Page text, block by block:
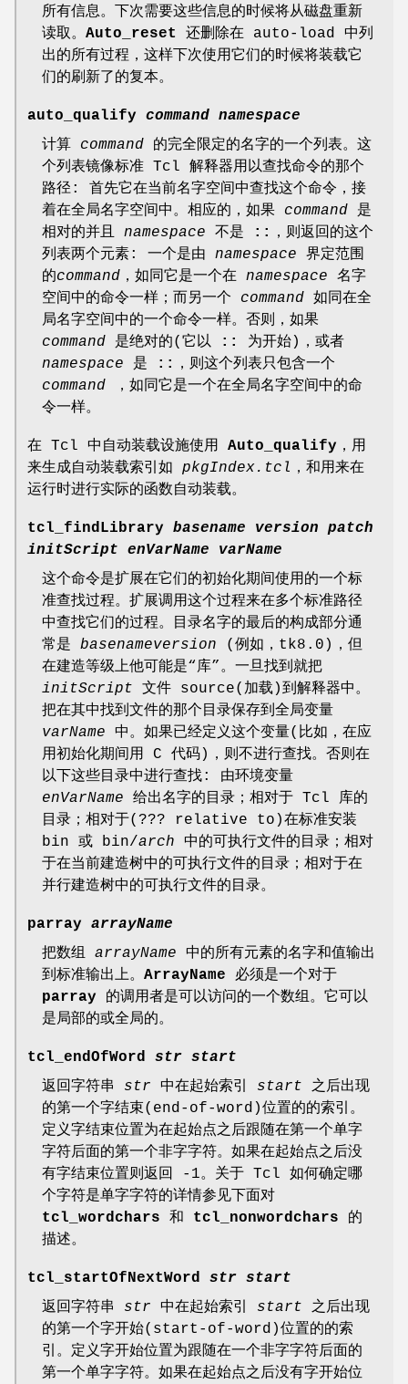
所有信息。下次需要这些信息的时候将从磁盘重新
读取。 Auto_reset
还删除在 auto-load 中列
出的所有过程，这样下次使用它们的时候将装载它
们的刷新了的复本。
auto_qualify command namespace
计算 command 的完全限定的名字的一个列表。这
个列表镜像标准 Tcl 解释器用以查找命令的那个
路径: 首先它在当前名字空间中查找这个命令，接
着在全局名字空间中。相应的，如果 command 是
相对的并且 namespace 不是 ::
，则返回的这个
列表两个元素: 一个是由 namespace 界定范围
的command ，如同它是一个在 namespace 名字
空间中的命令一样；而另一个 command 如同在全
局名字空间中的一个命令一样。否则，如果
command 是绝对的(它以 :: 为开始)，或者
namespace 是 ::
，则这个列表只包含一个
command ，如同它是一个在全局名字空间中的命
令一样。
在 Tcl 中自动装载设施使用 Auto_qualify ，用
来生成自动装载索引如 pkgIndex.tcl ，和用来在
运行时进行实际的函数自动装载。
tcl_findLibrary basename version patch
initScript enVarName varName
这个命令是扩展在它们的初始化期间使用的一个标
准查找过程。扩展调用这个过程来在多个标准路径
中查找它们的过程。目录名字的最后的构成部分通
常是 basenameversion (例如，tk8.0)，但
在建造等级上他可能是“库”。一旦找到就把
initScript 文件 source(加载)到解释器中。
把在其中找到文件的那个目录保存到全局变量
varName 中。如果已经定义这个变量(比如，在应
用初始化期间用 C 代码)，则不进行查找。否则在
以下这些目录中进行查找: 由环境变量
enVarName 给出名字的目录；相对于 Tcl 库的
目录；相对于(??? relative to)在标准安装
bin 或 bin/arch 中的可执行文件的目录；相对
于在当前建造树中的可执行文件的目录；相对于在
并行建造树中的可执行文件的目录。
parray arrayName
把数组 arrayName 中的所有元素的名字和值输出
到标准输出上。 ArrayName 必须是一个对于
parray 的调用者是可以访问的一个数组。它可以
是局部的或全局的。
tcl_endOfWord str start
返回字符串 str 中在起始索引 start 之后出现
的第一个字结束(end-of-word)位置的的索引。
定义字结束位置为在起始点之后跟随在第一个单字
字符后面的第一个非字字符。如果在起始点之后没
有字结束位置则返回 -1。关于 Tcl 如何确定哪
个字符是单字字符的详情参见下面对
tcl_wordchars 和 tcl_nonwordchars 的
描述。
tcl_startOfNextWord str start
返回字符串 str 中在起始索引 start 之后出现
的第一个字开始(start-of-word)位置的的索
引。定义字开始位置为跟随在一个非字字符后面的
第一个单字字符。如果在起始点之后没有字开始位